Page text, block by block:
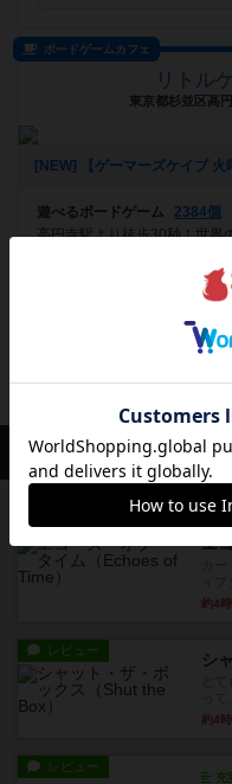
ボードゲームカフェ
リトル
東京都杉並区高
遊べるボードゲーム
2384個
高円寺駅より徒歩30秒！世界
会
エ
約4
レビュー シ
約4
レビュー
充